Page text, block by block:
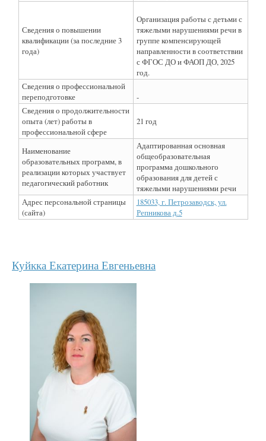
Сведения о повышении
квалификации (за последние 3
года)
Организация работы с детьми с
тяжелыми нарушениями речи в
группе компенсирующей
направленности в соответствии
с ФГОС ДО и ФАОП ДО, 2025
год.
Сведения о профессиональной
переподготовке
-
Сведения о продолжительности
опыта (лет) работы в
профессиональной сфере
21 год
Наименование
образовательных программ, в
реализации которых участвует
педагогический работник
Адаптированная основная
общеобразовательная
программа дошкольного
образования для детей с
тяжелыми нарушениями речи
Адрес персональной страницы
(сайта)
185033, г. Петрозаводск, ул.
Репникова д.5
Куйкка Екатерина Евгеньевна